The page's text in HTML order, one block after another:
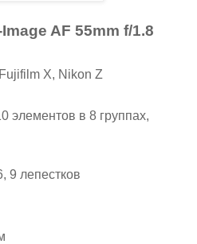
AF 55mm f/1.8
X, Nikon Z
элементов в 8 группах,
9 лепестков